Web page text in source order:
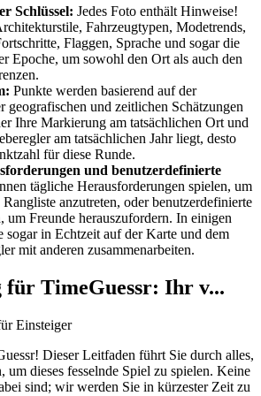
Schlüssel: Jedes Foto enthält Hinweise!
Fahrzeugtypen, Modetrends,
Flaggen, Sprache und sogar die
Epoche, um sowohl den Ort als auch den
Punkte werden basierend auf der
geografischen und zeitlichen Schätzungen
Ihre Markierung am tatsächlichen Ort und
am tatsächlichen Jahr liegt, desto
für diese Runde.
und benutzerdefinierte
tägliche Herausforderungen spielen, um
anzutreten, oder benutzerdefinierte
um Freunde herauszufordern. In einigen
sogar in Echtzeit auf der Karte und dem
mit anderen zusammenarbeiten.
für TimeGuessr: Ihr v...
Einsteiger
Dieser Leitfaden führt Sie durch alles,
um dieses fesselnde Spiel zu spielen. Keine
sind; wir werden Sie in kürzester Zeit zu